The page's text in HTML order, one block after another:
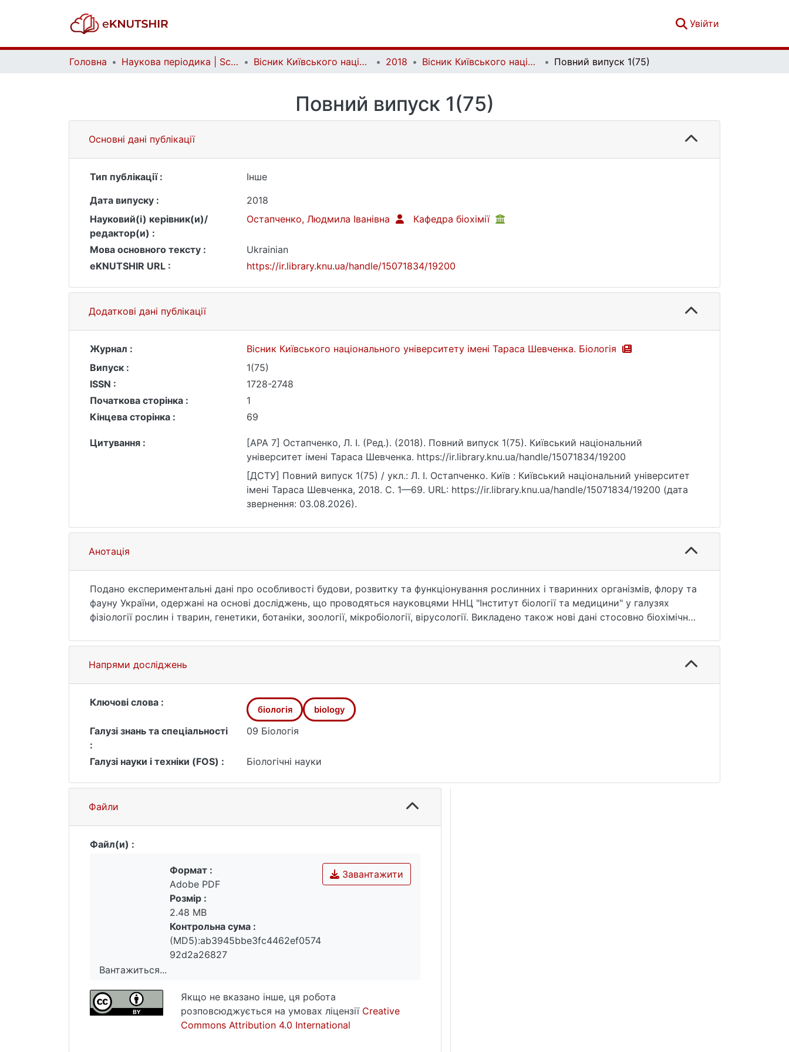
Увійти
Головна Наукова періодика | Scientific periodicals Вісник Київського національного університету імені Тараса Шевченка. Біологія | Bulletin of Taras Shevchenko Kyiv National University. Biology 2018 Вісник Київського національного університету імені Тараса Шевченка. Біологія. Вип. 1 (75) Повний випуск 1(75)
Повний випуск 1(75)
Основні дані публікації
Тип публікації :
Інше
Дата випуску :
2018
Науковий(і) керівник(и)/
редактор(и) :
Остапченко, Людмила Іванівна Кафедра біохімії
Мова основного тексту :
Ukrainian
eKNUTSHIR URL :
https://ir.library.knu.ua/handle/15071834/19200
Додаткові дані публікації
Журнал :
Вісник Київського національного університету імені Тараса Шевченка. Біологія
Випуск :
1(75)
ISSN :
1728-2748
Початкова сторінка :
1
Кінцева сторінка :
69
Цитування :
[APA 7] Остапченко, Л. І. (Ред.). (2018). Повний випуск 1(75). Київський національний
університет імені Тараса Шевченка. https://ir.library.knu.ua/handle/15071834/19200
[ДСТУ] Повний випуск 1(75) / укл.: Л. І. Остапченко. Київ : Київський національний університет
імені Тараса Шевченка, 2018. С. 1—69. URL: https://ir.library.knu.ua/handle/15071834/19200 (дата
звернення: 03.08.2026).
Анотація
Подано експериментальні дані про особливості будови, розвитку та функціонування рослинних і тваринних організмів, флору та
фауну України, одержані на основі досліджень, що проводяться науковцями ННЦ "Інститут біології та медицини" у галузях
фізіології рослин і тварин, генетики, ботаніки, зоології, мікробіології, вірусології. Викладено також нові дані стосовно біохімічних
результати нових методичних розробок.
Для викладачів, наукових співробітників, аспірантів та студентів.
Напрями досліджень
Ключові слова :
біологія biology
Галузі знань та спеціальності
:
09 Біологія
Галузі науки і техніки (FOS) : Біологічні науки
Файли
Файл(и) :
Вантажиться...
Вантажиться...
Завантажити
Формат :
Adobe PDF
Розмір :
2.48 MB
Контрольна сума :
(MD5):ab3945bbe3fc4462ef0574
92d2a26827
Якщо не вказано інше, ця робота
розповсюджується на умовах ліцензії Creative
Commons Attribution 4.0 International